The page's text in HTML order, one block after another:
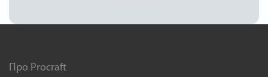
Про Procraft